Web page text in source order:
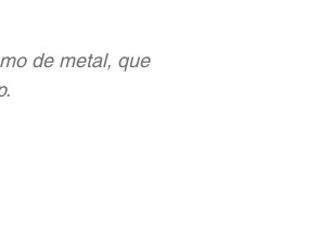
de metal, que